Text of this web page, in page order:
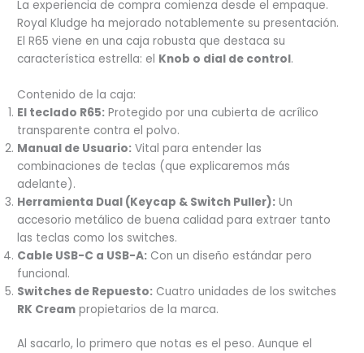
La experiencia de compra comienza desde el empaque.
Royal Kludge ha mejorado notablemente su presentación.
El R65 viene en una caja robusta que destaca su
característica estrella: el Knob o dial de control.
Contenido de la caja:
El teclado R65: Protegido por una cubierta de acrílico
transparente contra el polvo.
Manual de Usuario: Vital para entender las
combinaciones de teclas (que explicaremos más
adelante).
Herramienta Dual (Keycap & Switch Puller): Un
accesorio metálico de buena calidad para extraer tanto
las teclas como los switches.
Cable USB-C a USB-A: Con un diseño estándar pero
funcional.
Switches de Repuesto: Cuatro unidades de los switches
RK Cream propietarios de la marca.
Al sacarlo, lo primero que notas es el peso. Aunque el